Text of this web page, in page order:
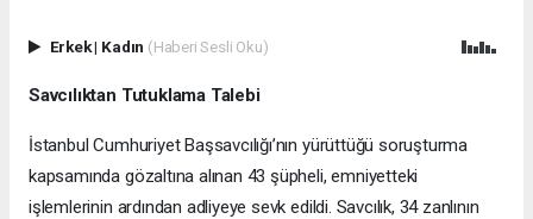
Erkek| Kadın (Haberi Sesli Oku)
Savcılıktan Tutuklama Talebi
İstanbul Cumhuriyet Başsavcılığı’nın yürüttüğü soruşturma
kapsamında gözaltına alınan 43 şüpheli, emniyetteki
işlemlerinin ardından adliyeye sevk edildi. Savcılık, 34 zanlının